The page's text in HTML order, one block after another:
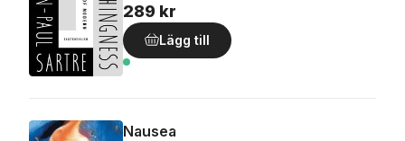
289 kr
Lägg till
Nausea